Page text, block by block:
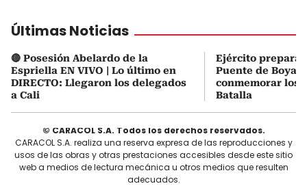
Últimas Noticias
🔴 Posesión Abelardo de la
Espriella EN VIVO | Lo último en
DIRECTO: Llegaron los delegados
a Cali
Ejército prepara
Puente de
conmemorar los
Batalla
© CARACOL S.A. Todos los derechos reservados.
CARACOL S.A. realiza una reserva expresa de las reproducciones y
usos de las obras y otras prestaciones accesibles desde este sitio
web a medios de lectura mecánica u otros medios que resulten
adecuados.